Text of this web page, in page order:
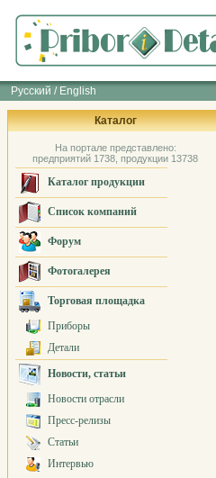
Русский / English
Каталог
На портале представлено:
предприятий 1738, продукции 13738
Каталог продукции
Список компаний
Форум
Фотогалерея
Торговая площадка
Приборы
Детали
Новости, статьи
Новости отрасли
Пресс-релизы
Статьи
Интервью